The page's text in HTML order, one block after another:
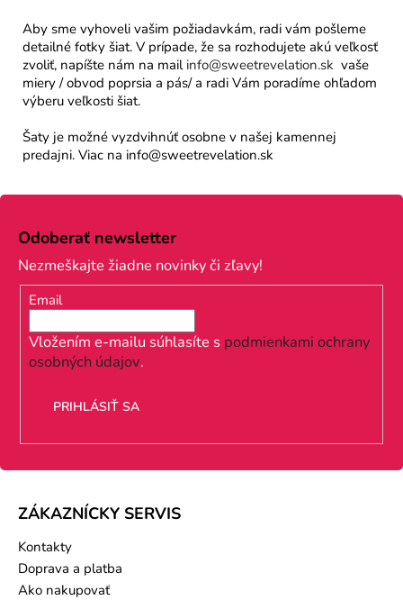
Aby sme vyhoveli vašim požiadavkám, radi vám pošleme
detailné fotky šiat. V prípade, že sa rozhodujete akú veľkosť
zvoliť, napíšte nám na mail info@sweetrevelation.sk vaše
miery / obvod poprsia a pás/ a radi Vám poradíme ohľadom
výberu veľkosti šiat.
Šaty je možné vyzdvihnúť osobne v našej kamennej
predajni. Viac na info@sweetrevelation.sk
Z
Odoberať newsletter
Nezmeškajte žiadne novinky či zľavy!
Email
Vložením e-mailu súhlasíte s podmienkami ochrany
osobných údajov.
PRIHLÁSIŤ SA
ZÁKAZNÍCKY SERVIS
Kontakty
Doprava a platba
Ako nakupovať